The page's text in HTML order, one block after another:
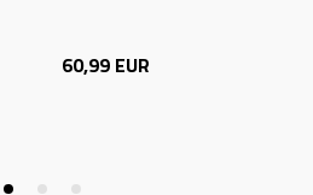
60,99 EUR